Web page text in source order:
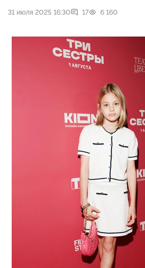
31 июля 2025 16:30 17 6 160